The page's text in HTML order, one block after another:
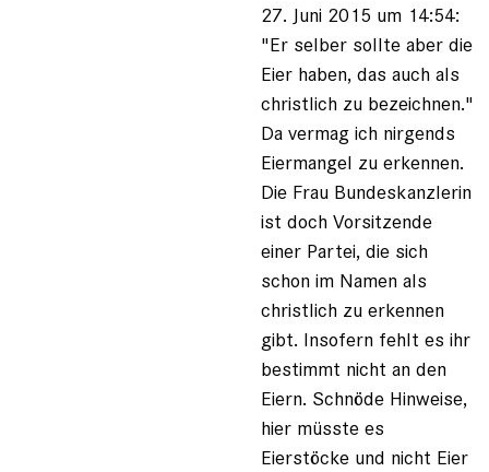
27. Juni 2015 um 14:54:
"Er selber sollte aber die
Eier haben, das auch als
christlich zu bezeichnen."
Da vermag ich nirgends
Eiermangel zu erkennen.
Die Frau Bundeskanzlerin
ist doch Vorsitzende
einer Partei, die sich
schon im Namen als
christlich zu erkennen
gibt. Insofern fehlt es ihr
bestimmt nicht an den
Eiern. Schnöde Hinweise,
hier müsste es
Eierstöcke und nicht Eier